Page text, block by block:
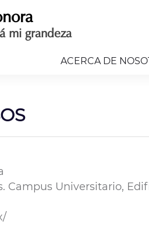
mi grandeza
ACERCA DE
Campus Universitario,